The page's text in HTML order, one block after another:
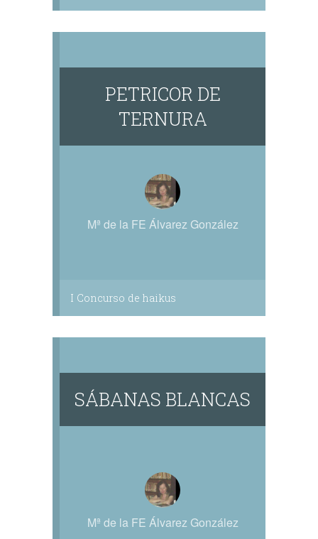
PETRICOR DE
TERNURA
Mª de la FE Álvarez González
I Concurso de haikus
SÁBANAS BLANCAS
Mª de la FE Álvarez González